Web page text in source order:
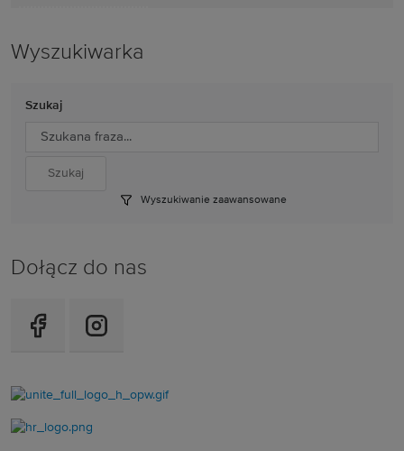
Wyszukiwarka
Szukaj
Wyszukiwanie zaawansowane
Dołącz do nas